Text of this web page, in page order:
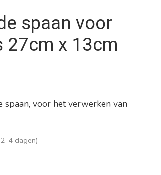
spaan voor
27cm x 13cm
spaan, voor het verwerken van
4 dagen)